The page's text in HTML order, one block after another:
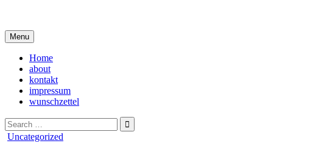
content
Menu
Home
about
kontakt
impressum
wunschzettel
Search
for:
Posted
Uncategorized